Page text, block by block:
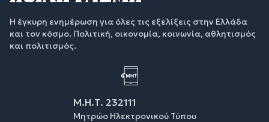
Η έγκυρη ενημέρωση για όλες τις εξελίξεις στην Ελλάδα
και τον κόσμο. Πολιτική, οικονομία, κοινωνία, αθλητισμός
και πολιτισμός.
Μ.Η.Τ. 232111
Μητρώο Ηλεκτρονικού Τύπου